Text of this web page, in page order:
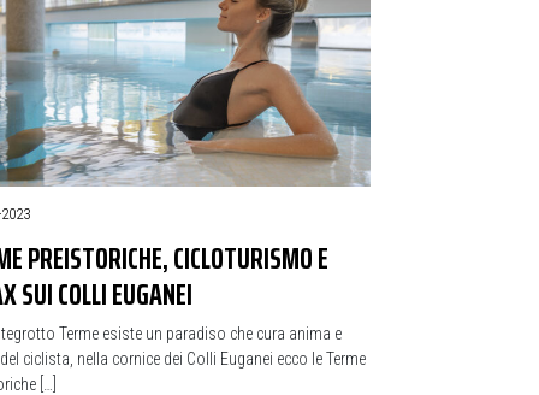
PREISTORICHE, CICLOTURISMO E
SUI COLLI EUGANEI
Terme esiste un paradiso che cura anima e
ciclista, nella cornice dei Colli Euganei ecco le Terme
[…]